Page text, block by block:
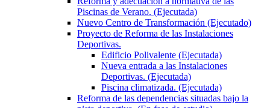
Piscinas de Verano. (Ejecutada)
Nuevo Centro de Transformación (Ejecutado)
Proyecto de Reforma de las Instalaciones
Deportivas.
Edificio Polivalente (Ejecutada)
Nueva entrada a las Instalaciones
Deportivas. (Ejecutada)
Piscina climatizada. (Ejecutada)
Reforma de las dependencias situadas bajo la